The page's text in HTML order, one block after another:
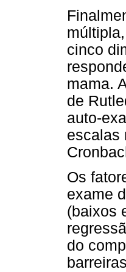
cinco
mama.
de
auto-
escalas
Os
exame
(baixos
do